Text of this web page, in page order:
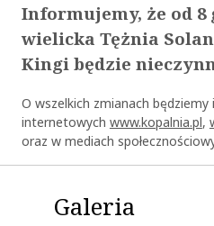
Informujemy, że od 8
wielicka Tężnia
Kingi będzie
O wszelkich zmianach
internetowych www.kopalnia.pl,
oraz w mediach
Galeria